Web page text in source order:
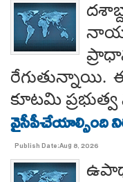
కూటమి
వైసీపీచేయాల్సింది
Publish Date:Aug 8, 2026